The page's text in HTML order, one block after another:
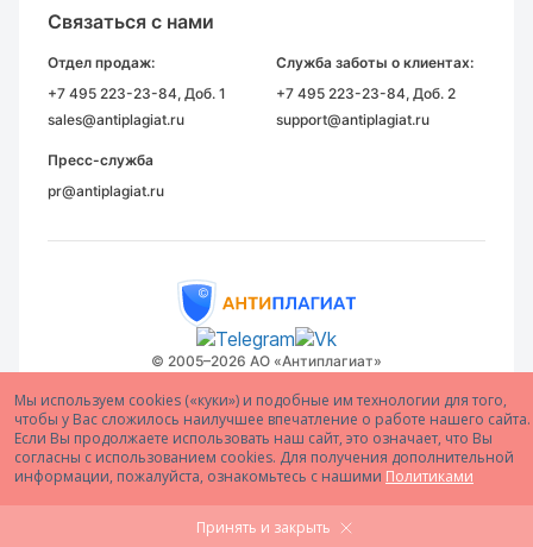
Мы используем cookies («куки») и подобные им технологии для того,
чтобы у Вас сложилось наилучшее впечатление о работе нашего сайта.
Если Вы продолжаете использовать наш сайт, это означает, что Вы
согласны с использованием cookies. Для получения дополнительной
информации, пожалуйста, ознакомьтесь с нашими Политиками
Принять и закрыть
Связаться с нами
Отдел продаж:
+7 495 223-23-84, Доб. 1
sales@antiplagiat.ru
Служба заботы о клиентах:
+7 495 223-23-84, Доб. 2
support@antiplagiat.ru
Пресс-служба
pr@antiplagiat.ru
© 2005–2026 АО «Антиплагиат»